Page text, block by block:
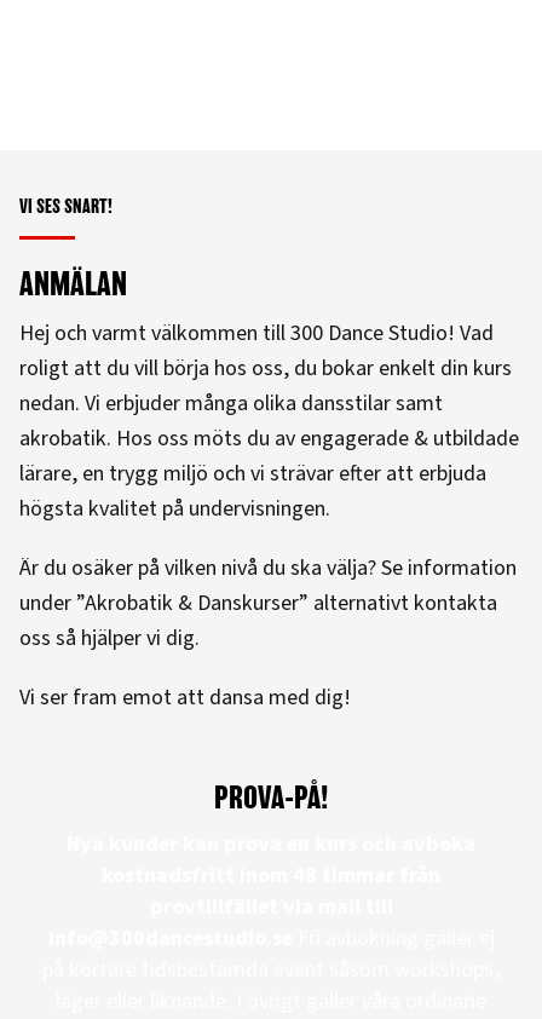
VI SES SNART!
ANMÄLAN
Hej och varmt välkommen till 300 Dance Studio! Vad
roligt att du vill börja hos oss, du bokar enkelt din kurs
nedan. Vi erbjuder många olika dansstilar samt
akrobatik. Hos oss möts du av engagerade & utbildade
lärare, en trygg miljö och vi strävar efter att erbjuda
högsta kvalitet på undervisningen.
Är du osäker på vilken nivå du ska välja? Se information
under ”Akrobatik & Danskurser” alternativt kontakta
oss så hjälper vi dig.
Vi ser fram emot att dansa med dig!
PROVA-PÅ!